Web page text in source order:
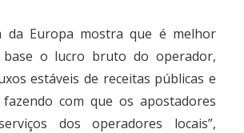
da Europa mostra que é melhor
base o lucro bruto do operador,
estáveis de receitas públicas e
com que os apostadores
dos operadores locais”,